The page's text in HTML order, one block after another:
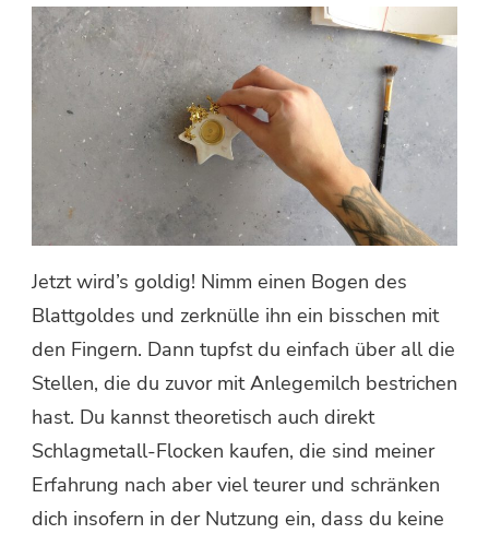
Jetzt wird’s goldig! Nimm einen Bogen des
Blattgoldes und zerknülle ihn ein bisschen mit
den Fingern. Dann tupfst du einfach über all die
Stellen, die du zuvor mit Anlegemilch bestrichen
hast. Du kannst theoretisch auch direkt
Schlagmetall-Flocken kaufen, die sind meiner
Erfahrung nach aber viel teurer und schränken
dich insofern in der Nutzung ein, dass du keine